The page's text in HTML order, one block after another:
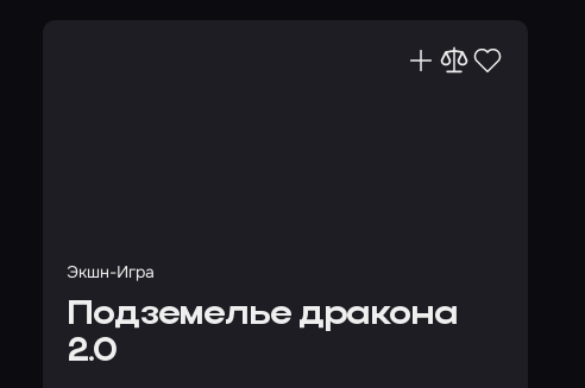
Экшн-Игра
Подземелье дракона
2.0